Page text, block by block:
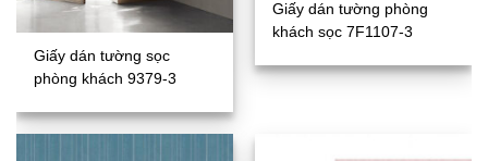
Giấy dán tường sọc
phòng khách 9379-3
Giấy dán tường phòng
khách sọc 7F1107-3